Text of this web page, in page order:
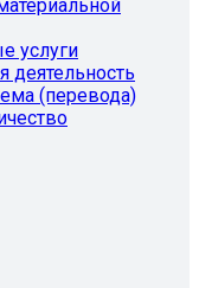
услуги
деятельность
(перевода)